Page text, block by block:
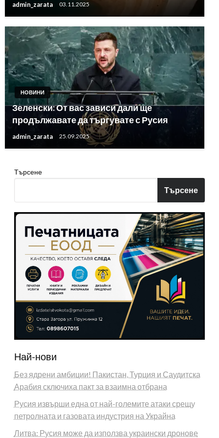
admin_zarata 03.11.2025
НОВИНИ
Зеленски: От вас зависи дали ще
продължавате да търгувате с Русия
admin_zarata 25.09.2025
Търсене
Търсене
Най-нови
Без ядрени амбиции! Пакистан, Турция и Саудитска
Арабия сключиха пакт за взаимна отбрана
Русия извърши една от най-големите атаки срещу
петролната и газовата индустрия на Украйна
Литва: Русия може да използва украински дронове